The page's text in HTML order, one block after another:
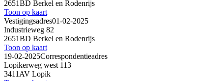
2651BD Berkel en Rodenrijs
Toon op kaart
Vestigingsadres01-02-2025
Industrieweg 82
2651BD Berkel en Rodenrijs
Toon op kaart
19-02-2025Correspondentieadres
Lopikerweg west 113
3411AV Lopik